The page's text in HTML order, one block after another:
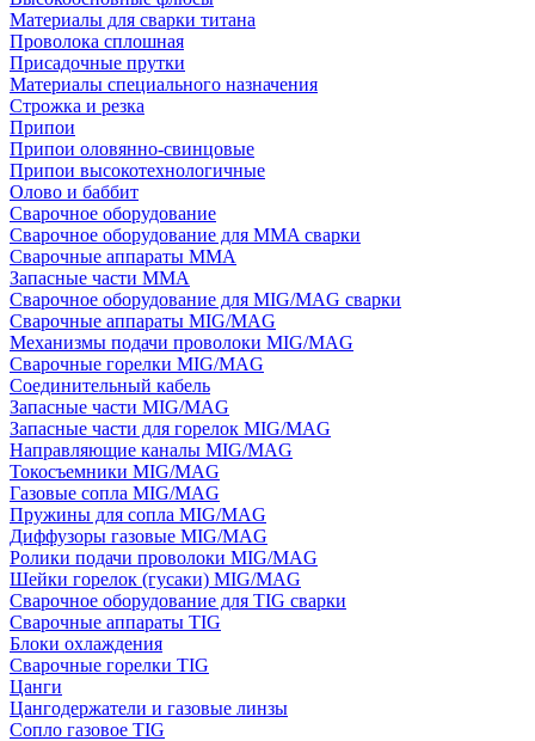
Материалы для сварки титана
Проволока сплошная
Присадочные прутки
Материалы специального назначения
Строжка и резка
Припои
Припои оловянно-свинцовые
Припои высокотехнологичные
Олово и баббит
Сварочное оборудование
Сварочное оборудование для MMA сварки
Сварочные аппараты MMA
Запасные части MMA
Сварочное оборудование для MIG/MAG сварки
Сварочные аппараты MIG/MAG
Механизмы подачи проволоки MIG/MAG
Сварочные горелки MIG/MAG
Соединительный кабель
Запасные части MIG/MAG
Запасные части для горелок MIG/MAG
Направляющие каналы MIG/MAG
Токосъемники MIG/MAG
Газовые сопла MIG/MAG
Пружины для сопла MIG/MAG
Диффузоры газовые MIG/MAG
Ролики подачи проволоки MIG/MAG
Шейки горелок (гусаки) MIG/MAG
Сварочное оборудование для TIG сварки
Сварочные аппараты TIG
Блоки охлаждения
Сварочные горелки TIG
Цанги
Цангодержатели и газовые линзы
Сопло газовое TIG